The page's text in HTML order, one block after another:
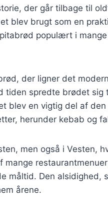
der går tilbage til
blev brugt som en
populært i
der ligner det
tiden spredte brødet sig
blev en vigtig del af
herunder kebab og
men også i Vesten,
måltid. Den alsidighed,
årene.